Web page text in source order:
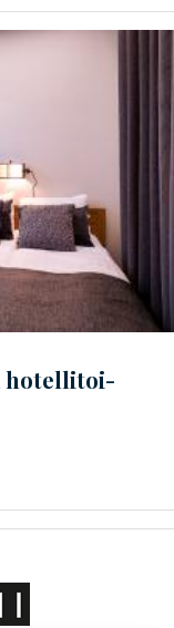
ho­tel­li­toi­